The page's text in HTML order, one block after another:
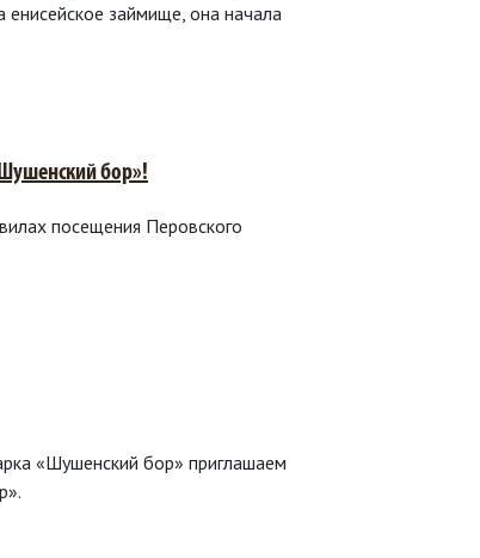
енисейское займище, она начала
бор»!
посещения Перовского
«Шушенский бор» приглашаем